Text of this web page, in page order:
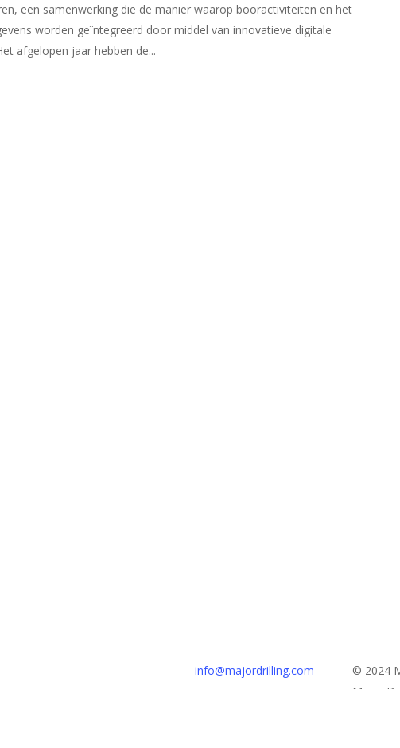
een samenwerking die de manier waarop booractiviteiten en het
worden geïntegreerd door middel van innovatieve digitale
afgelopen jaar hebben de...
info@majordrilling.com
© 2024
Major